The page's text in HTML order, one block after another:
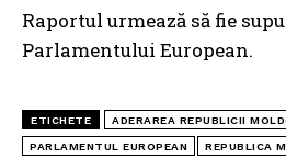
Raportul urmează să fie
Parlamentului European.
ETICHETE ADERAREA REPUBLICII
PARLAMENTUL EUROPEAN REPUBLICA